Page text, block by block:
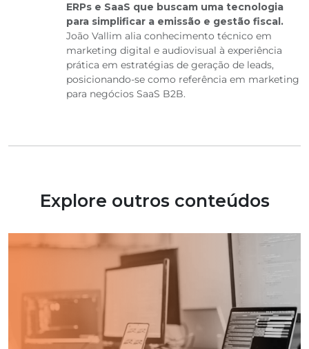
ERPs e SaaS que buscam uma tecnologia
para simplificar a emissão e gestão fiscal.
João Vallim alia conhecimento técnico em
marketing digital e audiovisual à experiência
prática em estratégias de geração de leads,
posicionando-se como referência em marketing
para negócios SaaS B2B.
Explore outros conteúdos